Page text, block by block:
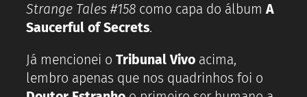
Strange Tales #158como capa do álbum A
Saucerful of Secrets.
Já mencionei o Tribunal Vivoacima,
lembro apenas que nos quadrinhos foi o